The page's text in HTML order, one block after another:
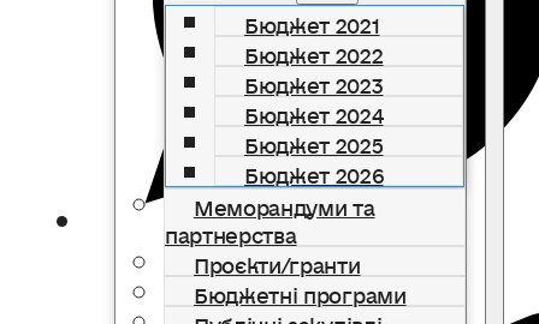
Бюджет 2021
Бюджет 2022
Бюджет 2023
Бюджет 2024
Бюджет 2025
Бюджет 2026
Меморандуми та
партнерства
Проєкти/гранти
Бюджетні програми